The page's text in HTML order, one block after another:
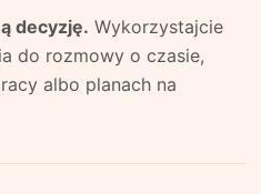
decyzję. Wykorzystajcie
do rozmowy o czasie,
albo planach na